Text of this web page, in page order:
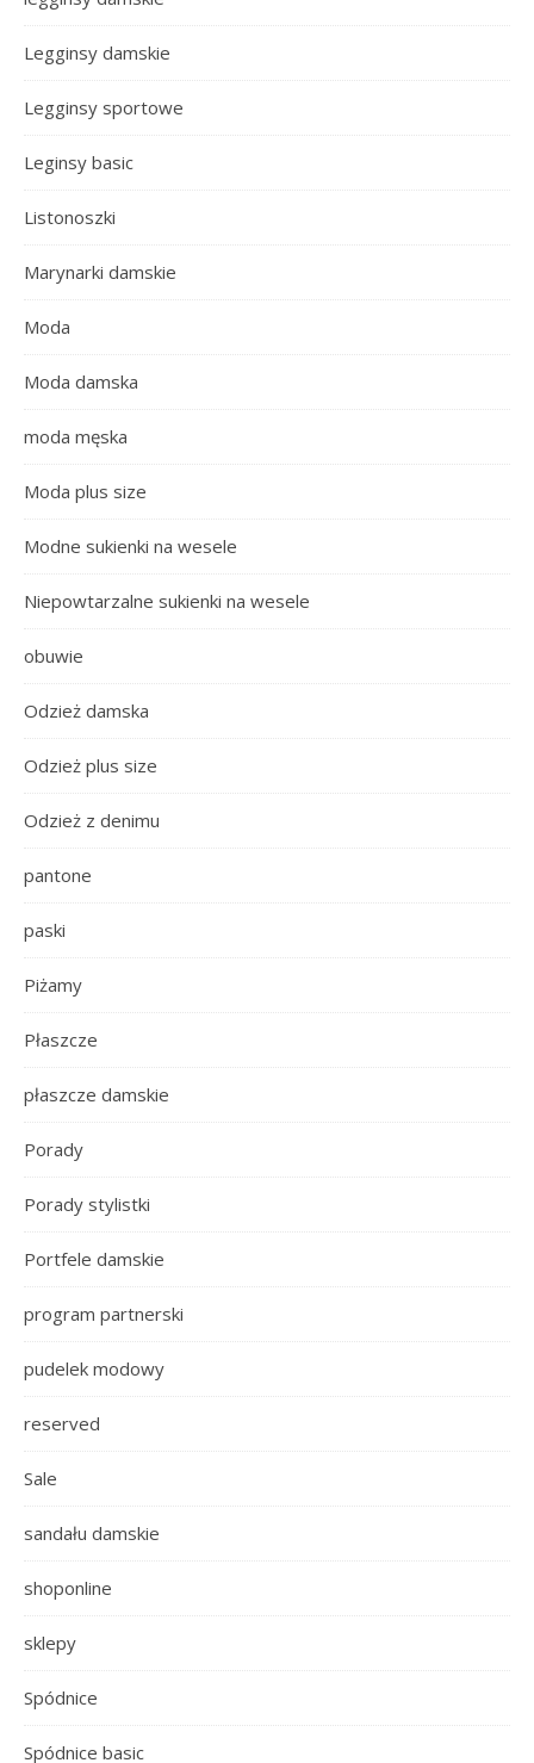
Legginsy damskie
Legginsy sportowe
Leginsy basic
Listonoszki
Marynarki damskie
Moda
Moda damska
moda męska
Moda plus size
Modne sukienki na wesele
Niepowtarzalne sukienki na wesele
obuwie
Odzież damska
Odzież plus size
Odzież z denimu
pantone
paski
Piżamy
Płaszcze
płaszcze damskie
Porady
Porady stylistki
Portfele damskie
program partnerski
pudelek modowy
reserved
Sale
sandału damskie
shoponline
sklepy
Spódnice
Spódnice basic